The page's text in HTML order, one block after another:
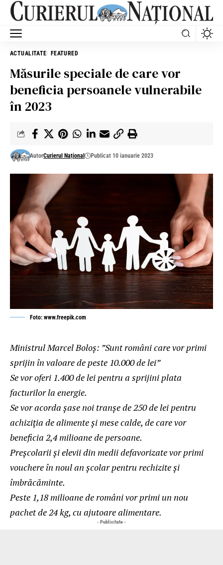
ACTUALITATE FEATURED
Măsurile speciale de care vor
beneficia persoanele vulnerabile
în 2023
AutorCurierul Național Publicat 10 ianuarie 2023
Foto: www.freepik.com
Ministrul Marcel Boloș: ”Sunt români care vor primi
sprijin în valoare de peste 10.000 de lei”
Se vor oferi 1.400 de lei pentru a sprijini plata
facturilor la energie.
Se vor acorda șase noi tranșe de 250 de lei pentru
achiziția de alimente și mese calde, de care vor
beneficia 2,4 milioane de persoane.
Preșcolarii și elevii din medii defavorizate vor primi
vouchere în noul an școlar pentru rechizite și
îmbrăcăminte.
Peste 1,18 milioane de români vor primi un nou
pachet de 24 kg, cu ajutoare alimentare.
- Publicitate -